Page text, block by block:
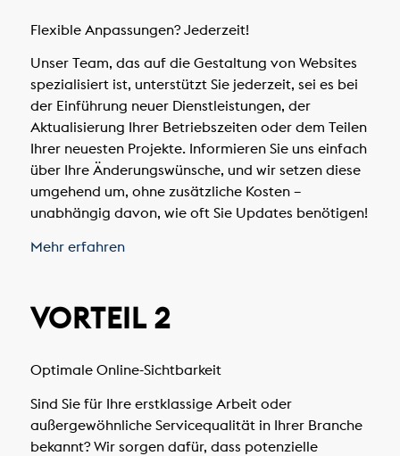
Flexible Anpassungen? Jederzeit!
Unser Team, das auf die Gestaltung von Websites
spezialisiert ist, unterstützt Sie jederzeit, sei es bei
der Einführung neuer Dienstleistungen, der
Aktualisierung Ihrer Betriebszeiten oder dem Teilen
Ihrer neuesten Projekte. Informieren Sie uns einfach
über Ihre Änderungswünsche, und wir setzen diese
umgehend um, ohne zusätzliche Kosten –
unabhängig davon, wie oft Sie Updates benötigen!
Mehr erfahren
VORTEIL 2
Optimale Online-Sichtbarkeit
Sind Sie für Ihre erstklassige Arbeit oder
außergewöhnliche Servicequalität in Ihrer Branche
bekannt? Wir sorgen dafür, dass potenzielle